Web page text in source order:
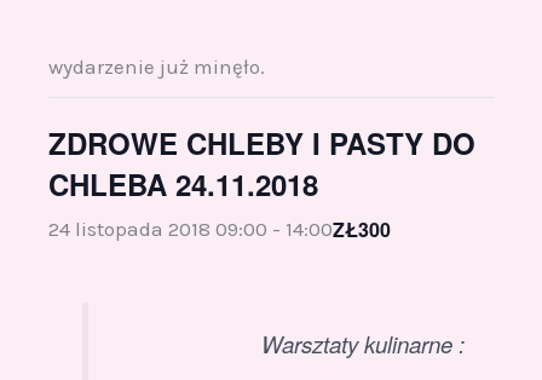
wydarzenie już minęło.
ZDROWE CHLEBY I PASTY DO
CHLEBA 24.11.2018
24 listopada 2018 09:00 - 14:00ZŁ300
Warsztaty kulinarne :